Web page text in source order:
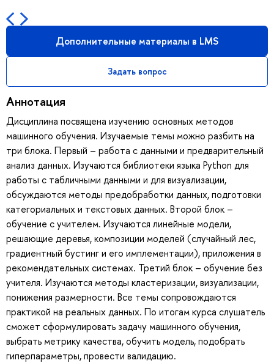
Дополнительные материалы в LMS
Задать вопрос
Аннотация
Дисциплина посвящена изучению основных методов
машинного обучения. Изучаемые темы можно разбить на
три блока. Первый – работа с данными и предварительный
анализ данных. Изучаются библиотеки языка Python для
работы с табличными данными и для визуализации,
обсуждаются методы предобработки данных, подготовки
категориальных и текстовых данных. Второй блок –
обучение с учителем. Изучаются линейные модели,
решающие деревья, композиции моделей (случайный лес,
градиентный бустинг и его имплементации), приложения в
рекомендательных системах. Третий блок – обучение без
учителя. Изучаются методы кластеризации, визуализации,
понижения размерности. Все темы сопровождаются
практикой на реальных данных. По итогам курса слушатель
сможет сформулировать задачу машинного обучения,
выбрать метрику качества, обучить модель, подобрать
гиперпараметры, провести валидацию.